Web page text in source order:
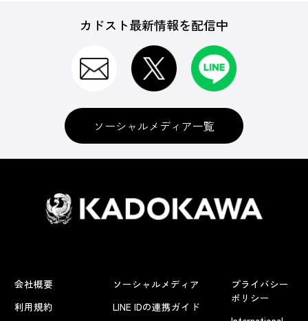
カドスト最新情報を配信中
ソーシャルメディア一覧
会社概要
利用規約
ソーシャルメディア
LINE IDの連携ガイド
プライバシー
ポリシー